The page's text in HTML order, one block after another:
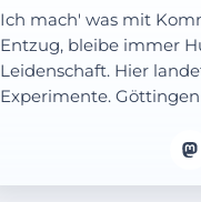
Ich mach' was mit
Entzug, bleibe immer
Leidenschaft. Hier
Experimente.